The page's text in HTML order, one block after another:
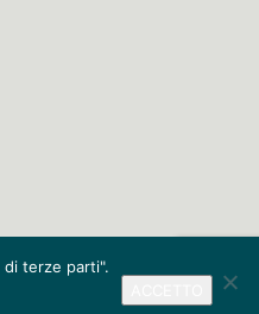
di terze parti".